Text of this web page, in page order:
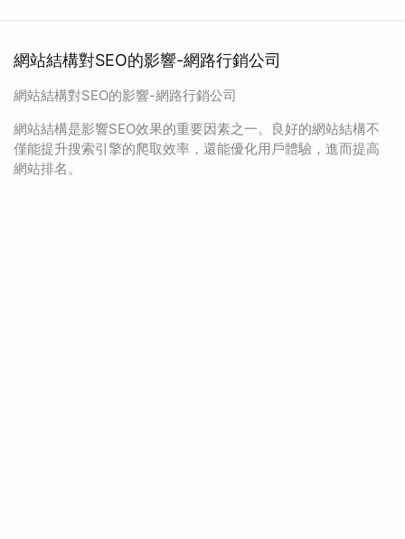
網站結構對SEO的影響-網路行銷公司
網站結構對SEO的影響-網路行銷公司
網站結構是影響SEO效果的重要因素之一。良好的網站結構不
僅能提升搜索引擎的爬取效率，還能優化用戶體驗，進而提高
網站排名。